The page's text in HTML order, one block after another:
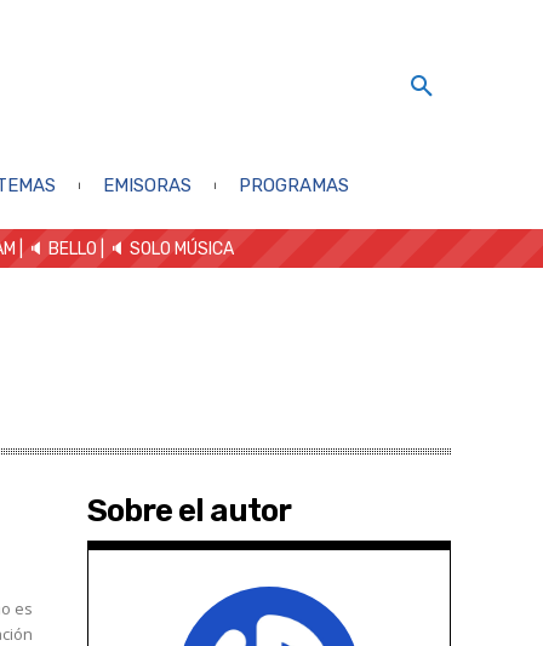
EMISORAS PROGRAMAS
| 🔈 BELLO 🔈 SOLO MÚSICA
es
Sobre el autor